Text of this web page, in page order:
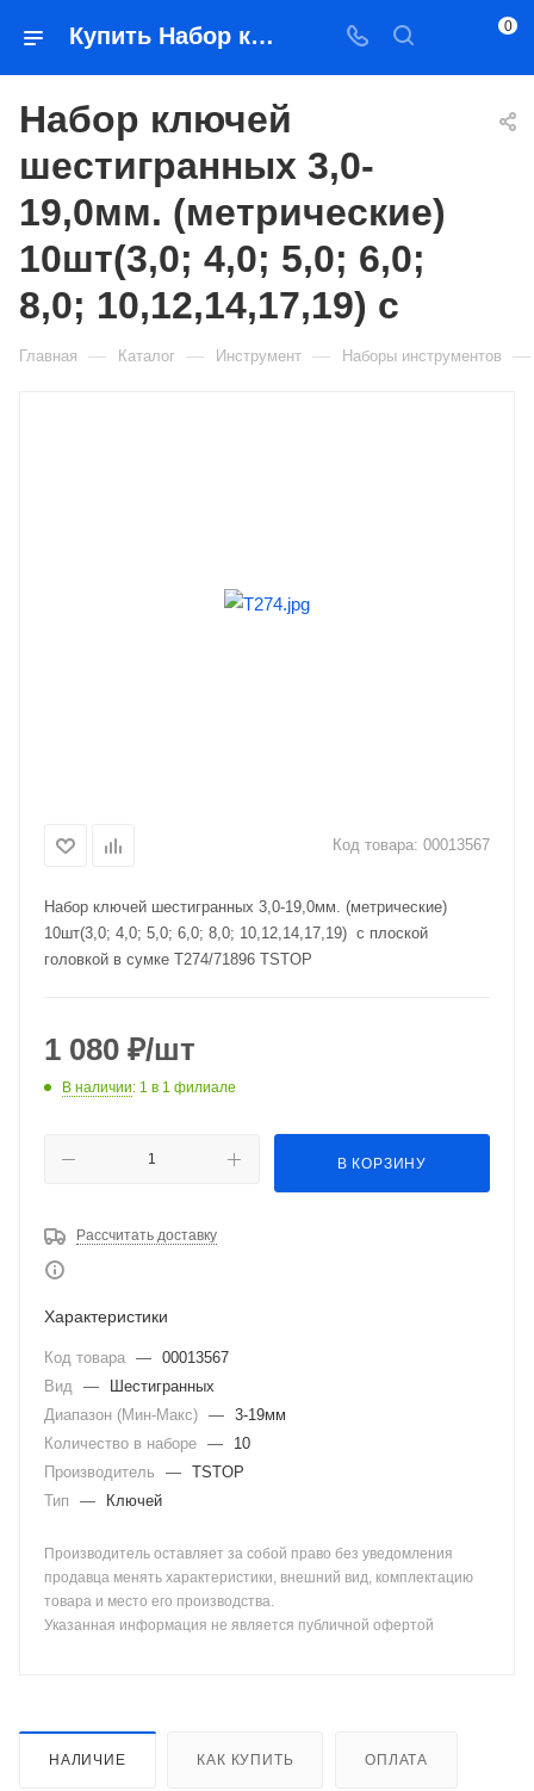
Купить Набор ключей шестигранных 3,0-19,0мм. (метрические) 10шт(3,0; 4,0; 5,0; 6,0; 8,0; 10,12,14,17,19) с в Якутске — цена, характеристики, подбор | Востоктехторг 0
Набор ключей
шестигранных 3,0-
19,0мм. (метрические)
10шт(3,0; 4,0; 5,0; 6,0;
8,0; 10,12,14,17,19) с
Главная — Каталог — Инструмент — Наборы инструментов —
Код товара: 00013567
Набор ключей шестигранных 3,0-19,0мм. (метрические)
10шт(3,0; 4,0; 5,0; 6,0; 8,0; 10,12,14,17,19) с плоской
головкой в сумке T274/71896 TSTOP
1 080 ₽/шт
В наличии: 1 в 1 филиале
В КОРЗИНУ
Рассчитать доставку
Характеристики
Код товара — 00013567
Вид —
Шестигранных
Диапазон (Мин-Макс) — 3-19мм
Количество в наборе —
10
Производитель
— TSTOP
Тип
— Ключей
Производитель оставляет за собой право без уведомления
продавца менять характеристики, внешний вид, комплектацию
товара и место его производства.
Указанная информация не является публичной офертой
НАЛИЧИЕ КАК КУПИТЬ ОПЛАТА